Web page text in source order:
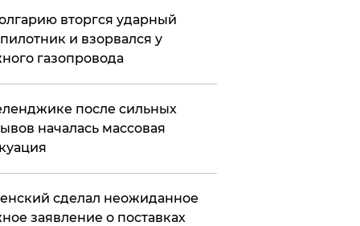
вторгся ударный
и взорвался у
газопровода
после сильных
началась массовая
сделал неожиданное
заявление о поставках